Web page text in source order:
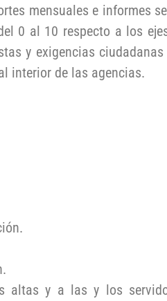
mensuales e informes
0 al 10 respecto a los
y exigencias
interior de las agencias.
altas y a las y los